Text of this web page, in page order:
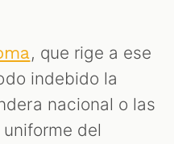
, que rige a ese
indebido la
nacional o las
del